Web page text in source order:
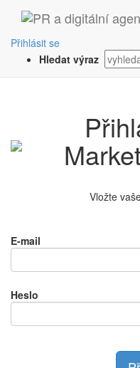
Přihlásit se
Hledat výraz
Vložte
E-mail
Heslo